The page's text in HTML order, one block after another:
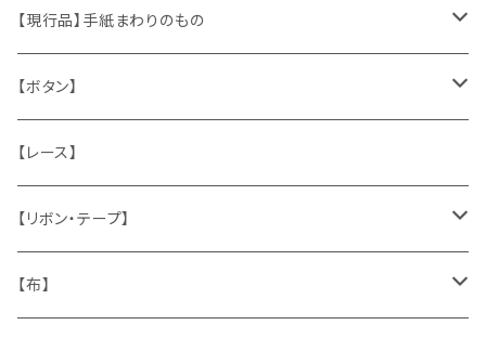
くま、テディベア
うさぎ
ヴィンテージファブリック
ハンドメイド製品
お部屋に飾るもの
メタル製品
缶、箱
陶磁器
ポストカード、カレンダー
マッチラベル、食品ラベル
蔵書票、荷札、ビュバー、伝票
シール、ステッカー、クロモス
袋、箱、ナプキン、コースター
伝票、タグ、シール
袋、ラッピングペーパー
ひも、テープ
【現行品】手紙まわりのもの
封筒、ポストカード
切手
スタンプ
文房具
【ボタン】
木
貝
メタル
【レース】
【リボン・テープ】
チロルテープ・イニシャルテープ
【布】